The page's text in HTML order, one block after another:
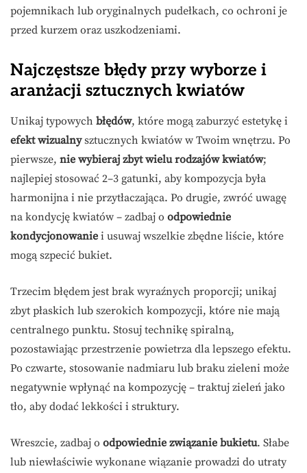
pojemnikach lub oryginalnych pudełkach, co ochroni je
przed kurzem oraz uszkodzeniami.
Najczęstsze błędy przy wyborze i
aranżacji sztucznych kwiatów
Unikaj typowych błędów, które mogą zaburzyć estetykę i
efekt wizualnysztucznych kwiatów w Twoim wnętrzu. Po
pierwsze, nie wybieraj zbyt wielu rodzajów kwiatów;
najlepiej stosować 2–3 gatunki, aby kompozycja była
harmonijna i nie przytłaczająca. Po drugie, zwróć uwagę
na kondycję kwiatów – zadbaj o odpowiednie
kondycjonowanie i usuwaj wszelkie zbędne liście, które
mogą szpecić bukiet.
Trzecim błędem jest brak wyraźnych proporcji; unikaj
zbyt płaskich lub szerokich kompozycji, które nie mają
centralnego punktu. Stosuj technikę spiralną,
pozostawiając przestrzenie powietrza dla lepszego efektu.
Po czwarte, stosowanie nadmiaru lub braku zieleni może
negatywnie wpłynąć na kompozycję – traktuj zieleń jako
tło, aby dodać lekkości i struktury.
Wreszcie, zadbaj o odpowiednie związanie bukietu. Słabe
lub niewłaściwie wykonane wiązanie prowadzi do utraty